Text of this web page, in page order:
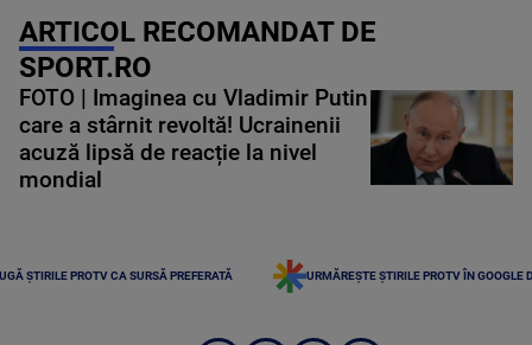
ARTICOL RECOMANDAT DE
SPORT.RO
FOTO | Imaginea cu Vladimir Putin
care a stârnit revoltă! Ucrainenii
acuză lipsă de reacție la nivel
mondial
ȘTIRILE PROTV CA SURSĂ PREFERATĂ URMĂREȘTE ȘTIRILE PROTV ÎN GOOGLE